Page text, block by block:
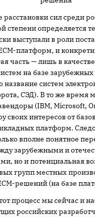
сил среди
степени определяется
выступали в роли
платформ, и
часть — лишь в
на базе
название систем
СЭД). В то же время
(IBM, Microsoft,
своих интересов от
платформ.
вполне понятное
зарубежными и
но и потенциальная
групп местных
решений (на базе
процесс мы сейчас и
российских